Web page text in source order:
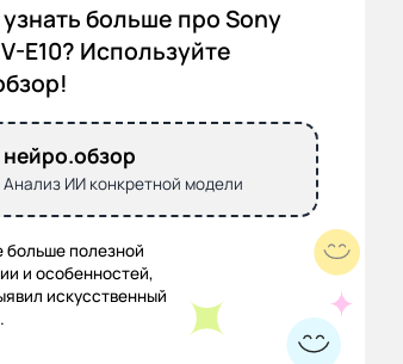
больше про Sony
E10? Используйте
нейро.обзор
Анализ ИИ конкретной модели
больше полезной
и особенностей,
искусственный